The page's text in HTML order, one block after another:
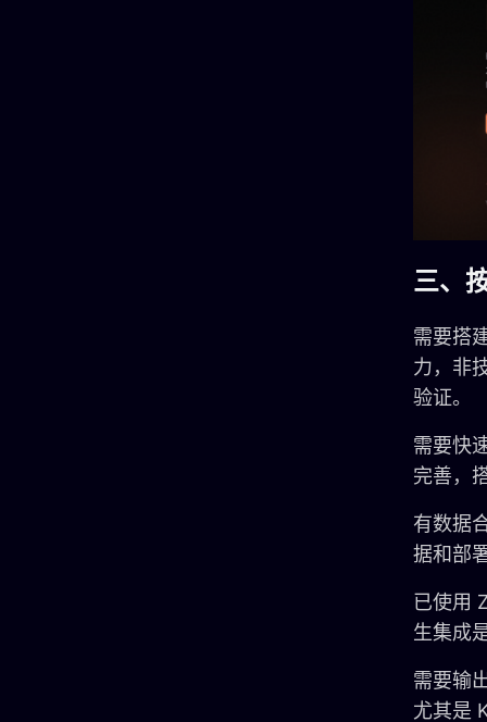
三、
需要搭
力，非
验证。
需要快
完善，
有数据
据和部
已使用
生集成
需要输
尤其是